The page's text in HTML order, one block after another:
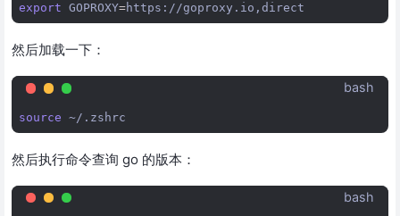
export GOPROXY=
然后加载一下：
bash
source
然后执行命令查询 go 的版本：
bash